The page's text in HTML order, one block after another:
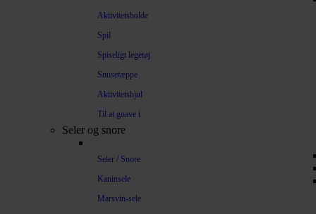
Aktivitetsbolde
Spil
Spiseligt legetøj
Snusetæppe
Aktivitetshjul
Til at gnave i
Seler og snore
Seler / Snore
Kaninsele
Marsvin-sele